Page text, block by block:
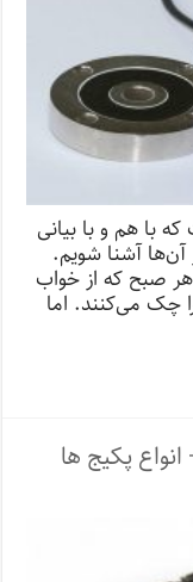
با هم و با بیانی
آن‌ها آشنا شویم.
هر صبح که از خواب
چک می‌کنند. اما